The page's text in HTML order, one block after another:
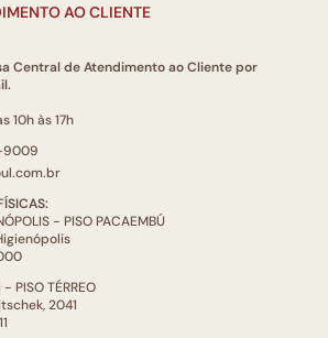
AO CLIENTE
Central de Atendimento ao Cliente por
10h às 17h
9009
- PISO PACAEMBÚ
- PISO TÉRREO
2041